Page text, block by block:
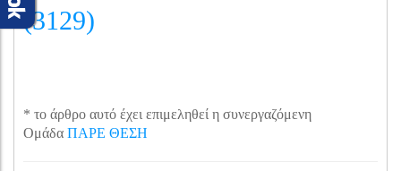
(3129)
* το άρθρο αυτό έχει επιμεληθεί η συνεργαζόμενη
Ομάδα ΠΑΡΕ ΘΕΣΗ